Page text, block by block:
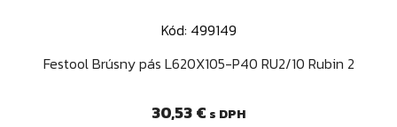
Kód: 499149
Festool Brúsny pás L620X105-P40 RU2/10 Rubin 2
Cena
30,53 € s DPH